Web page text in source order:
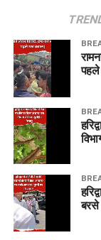
पहले
बरसे